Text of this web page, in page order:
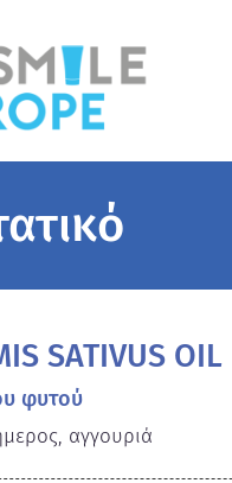
SATIVUS OIL
φυτού
αγγουριά